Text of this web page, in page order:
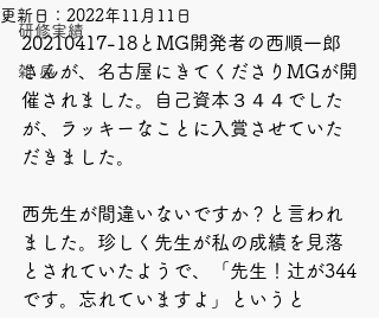
研修実績
雑 感
更新日： 2022年11月11日
20210417-18とMG開発者の西順一郎
さんが、名古屋にきてくださりMGが開
催されました。自己資本３４４でした
が、ラッキーなことに入賞させていた
だきました。
西先生が間違いないですか？と言われ
ました。珍しく先生が私の成績を見落
とされていたようで、「先生！辻が344
です。忘れていますよ」というと